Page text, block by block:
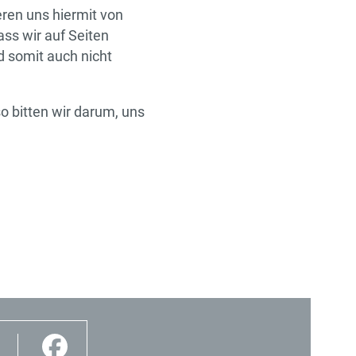
uns hiermit von
wir auf Seiten
somit auch nicht
bitten wir darum, uns